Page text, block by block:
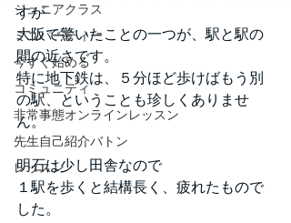
ジュニアクラス
ミニパーティー
今すぐ始める
コミュニティ
非常事態オンラインレッスン
先生自己紹介バトン
レッスン
すが
大阪で驚いたことの一つが、駅と駅の
間の近さです。
特に地下鉄は、５分ほど歩けばもう別
の駅、ということも珍しくありませ
ん。
明石は少し田舎なので
１駅を歩くと結構長く、疲れたもので
した。